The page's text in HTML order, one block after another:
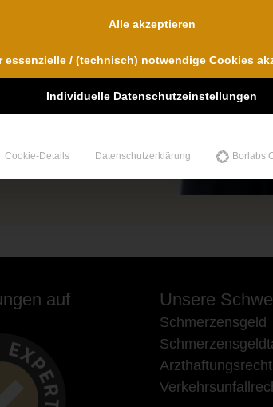
im
auf
Unsere
Schmerzensgeld
Arzthaftungsrecht
Alle akzeptieren
essenzielle / (technisch) notwendige Cookies
Individuelle Datenschutzeinstellungen
Cookie-Details Datenschutzerklärung Borlabs